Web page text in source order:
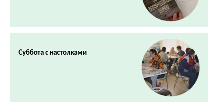
Суббота с настолками